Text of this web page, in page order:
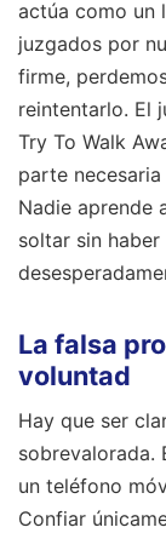
actúa como un
juzgados por
firme,
reintentarlo. El
Try To Walk
parte
Nadie aprende
soltar sin
La falsa
voluntad
Hay que ser
sobrevalorada.
un teléfono
Confiar